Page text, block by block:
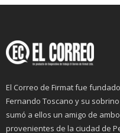
El Correo de Firmat fue
Fernando Toscano y su
sumó a ellos un amigo de
provenientes de la ciudad de